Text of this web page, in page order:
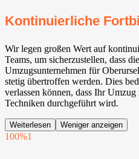
Kontinuierliche
Wir legen großen Wert auf
Teams, um sicherzustellen, dass
Umzugsunternehmen für
stetig übertroffen werden. Dies
verlassen können, dass Ihr
Techniken durchgeführt wird.
Weiterlesen Weniger anzeigen
100%1